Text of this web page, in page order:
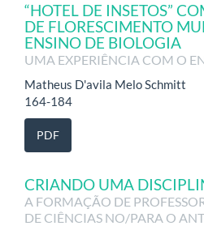
“HOTEL DE INSETOS”
DE FLORESCIMENTO
ENSINO DE BIOLOGIA
UMA EXPERIÊNCIA COM O
Matheus D'avila Melo Schmitt
164-184
PDF
CRIANDO UMA
A FORMAÇÃO DE
DE CIÊNCIAS NO/PARA O